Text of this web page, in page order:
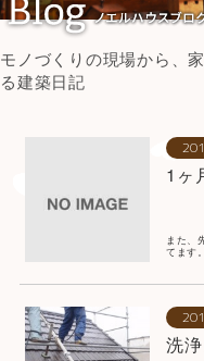
モノづくりの現場から、
る建築日記
1ヶ
また、
てます
洗